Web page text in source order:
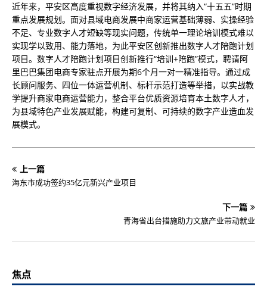
近年来，平安区高度重视数字经济发展，并将其纳入“十五五”时期
重点发展规划。面对县域电商发展中商家运营基础薄弱、实操经验
不足、专业数字人才短缺等现实问题，传统单一理论培训模式难以
实现学以致用、能力落地，为此平安区创新推出数字人才陪跑计划
项目。数字人才陪跑计划项目创新推行“培训+陪跑”模式，聘请阿
里巴巴集团电商专家驻点开展为期6个月一对一精准指导。通过成
长顾问服务、四位一体运营机制、标杆示范打造等举措，以实战教
学提升商家电商运营能力，整合平台优质资源培育本土数字人才，
为县域特色产业发展赋能，构建可复制、可持续的数字产业造血发
展模式。
上一篇
海东市成功签约35亿元新兴产业项目
下一篇
青海省出台措施助力文旅产业带动就业
焦点